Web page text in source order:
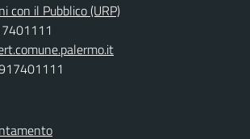
con il Pubblico (URP)